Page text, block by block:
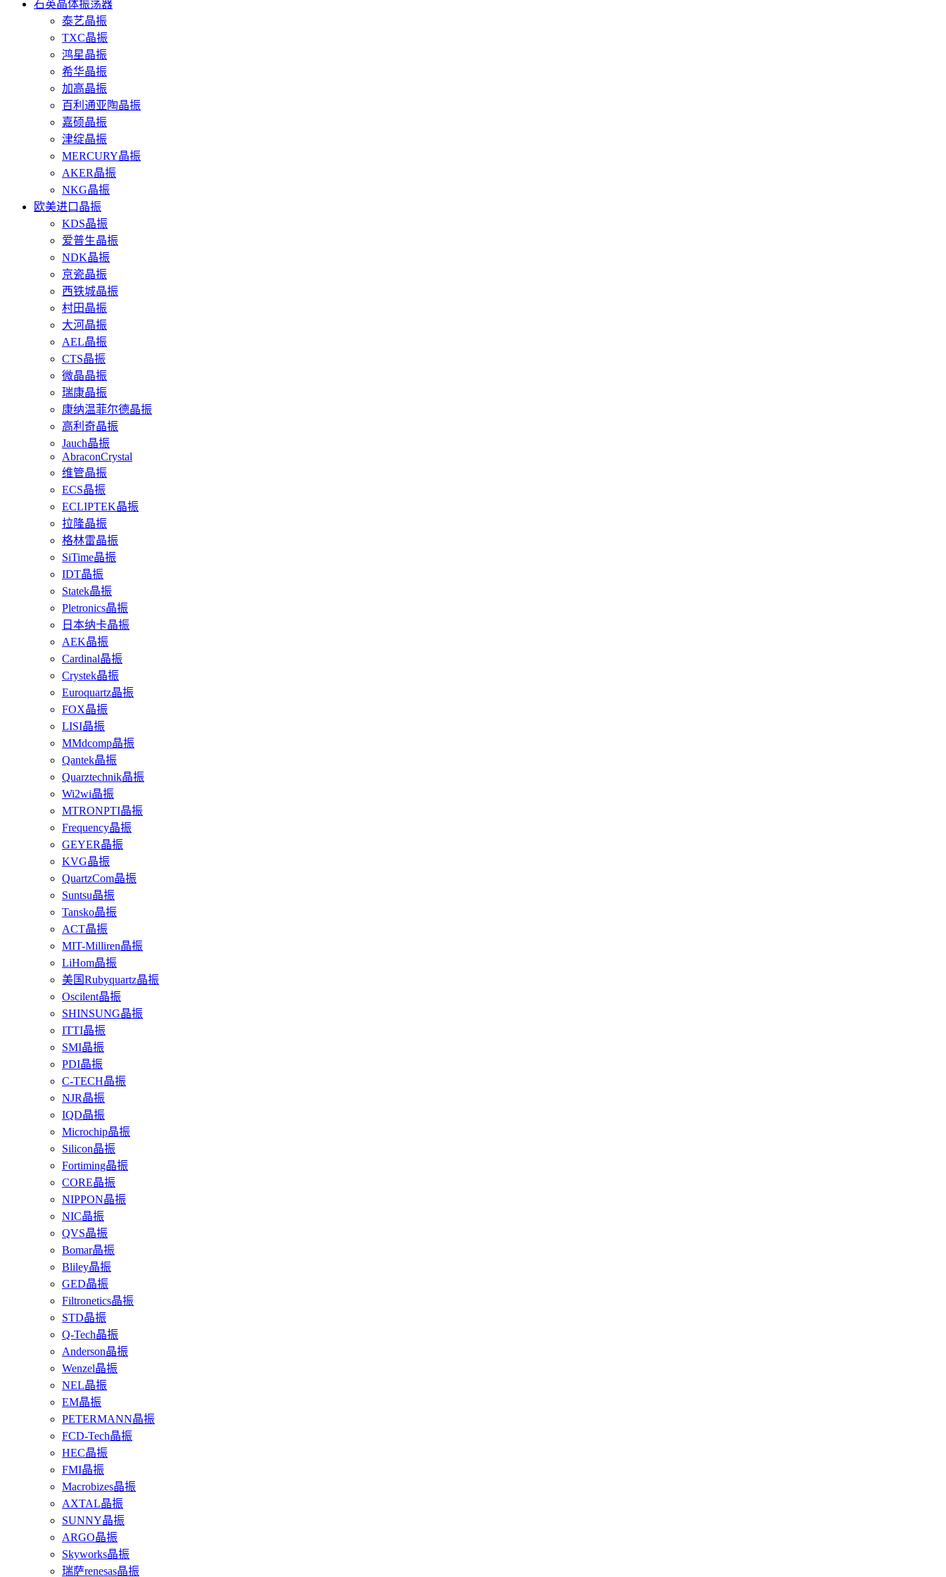
石英晶体振荡器
泰艺晶振
TXC晶振
鸿星晶振
希华晶振
加高晶振
百利通亚陶晶振
嘉硕晶振
津绽晶振
MERCURY晶振
AKER晶振
NKG晶振
欧美进口晶振
KDS晶振
爱普生晶振
NDK晶振
京瓷晶振
西铁城晶振
村田晶振
大河晶振
AEL晶振
CTS晶振
微晶晶振
瑞康晶振
康纳温菲尔德晶振
高利奇晶振
Jauch晶振
AbraconCrystal
维管晶振
ECS晶振
ECLIPTEK晶振
拉隆晶振
格林雷晶振
SiTime晶振
IDT晶振
Statek晶振
Pletronics晶振
日本纳卡晶振
AEK晶振
Cardinal晶振
Crystek晶振
Euroquartz晶振
FOX晶振
LISI晶振
MMdcomp晶振
Qantek晶振
Quarztechnik晶振
Wi2wi晶振
MTRONPTI晶振
Frequency晶振
GEYER晶振
KVG晶振
QuartzCom晶振
Suntsu晶振
Tansko晶振
ACT晶振
MIT-Milliren晶振
LiHom晶振
美国Rubyquartz晶振
Oscilent晶振
SHINSUNG晶振
ITTI晶振
SMI晶振
PDI晶振
C-TECH晶振
NJR晶振
IQD晶振
Microchip晶振
Silicon晶振
Fortiming晶振
CORE晶振
NIPPON晶振
NIC晶振
QVS晶振
Bomar晶振
Bliley晶振
GED晶振
Filtronetics晶振
STD晶振
Q-Tech晶振
Anderson晶振
Wenzel晶振
NEL晶振
EM晶振
PETERMANN晶振
FCD-Tech晶振
HEC晶振
FMI晶振
Macrobizes晶振
AXTAL晶振
SUNNY晶振
ARGO晶振
Skyworks晶振
瑞萨renesas晶振